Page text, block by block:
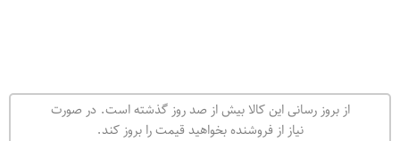
از بروز رسانی این کالا بیش از صد روز گذشته است. در صورت
نیاز از فروشنده بخواهید قیمت را بروز کند.